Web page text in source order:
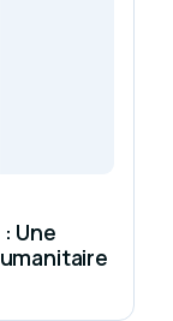
Une